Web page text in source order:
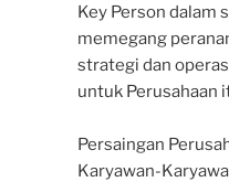
Key Person dalam
memegang
strategi dan
untuk Perusahaan
Persaingan
Karyawan-